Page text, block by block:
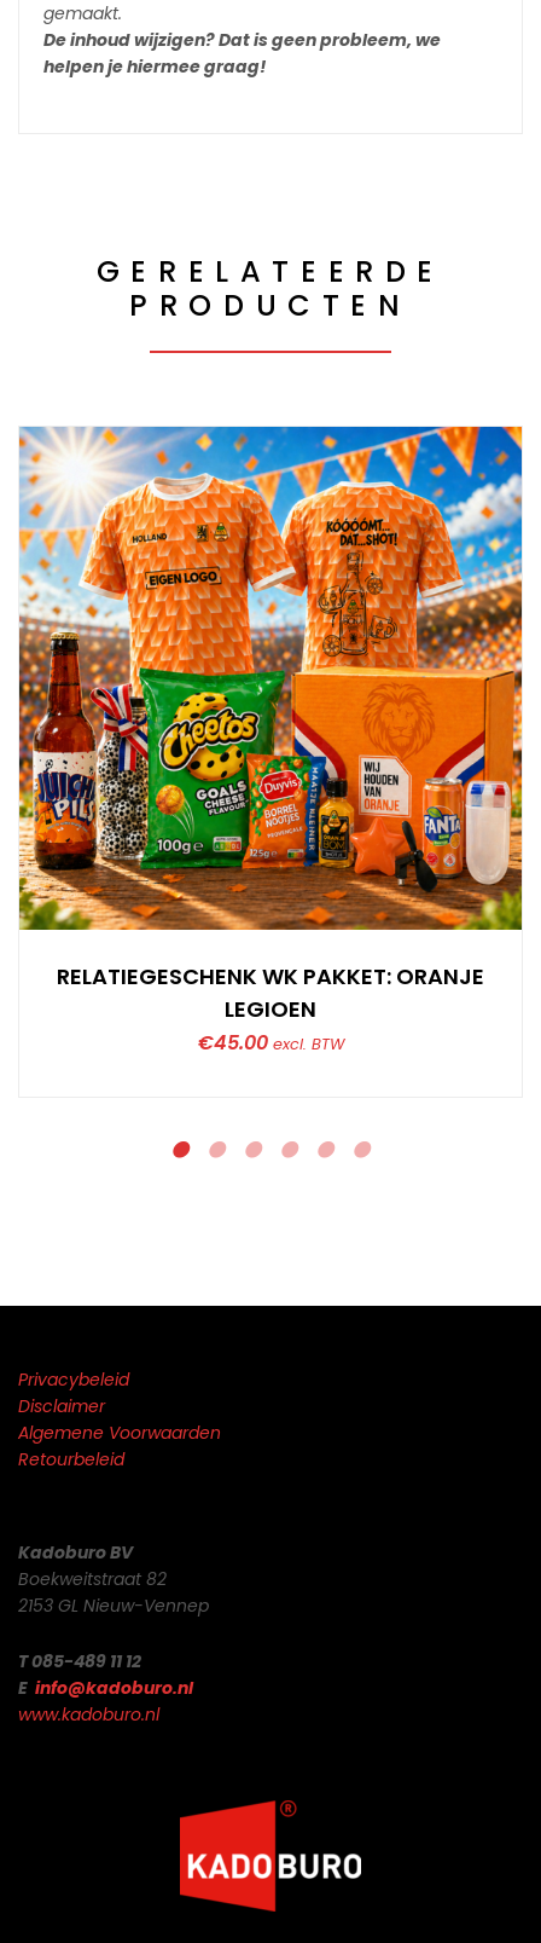
gemaakt.
De inhoud wijzigen? Dat is geen probleem, we
helpen je hiermee graag!
GERELATEERDE
PRODUCTEN
RELATIEGESCHENK WK PAKKET: ORANJE
LEGIOEN
€45.00 excl. BTW
Privacybeleid
Disclaimer
Algemene Voorwaarden
Retourbeleid
Kadoburo BV
Boekweitstraat 82
2153 GL Nieuw-Vennep
T 085-489 11 12
E info@kadoburo.nl
www.kadoburo.nl